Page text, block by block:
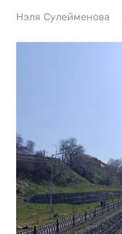
Нэля Сулейменова